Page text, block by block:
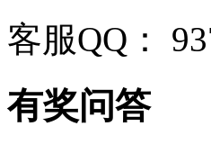
客服QQ：
有奖问答